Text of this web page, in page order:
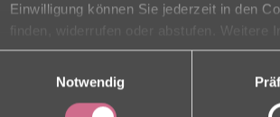
Einwilligung können Sie jederzeit in den
finden, widerrufen oder abstufen. Weitere
Notwendig